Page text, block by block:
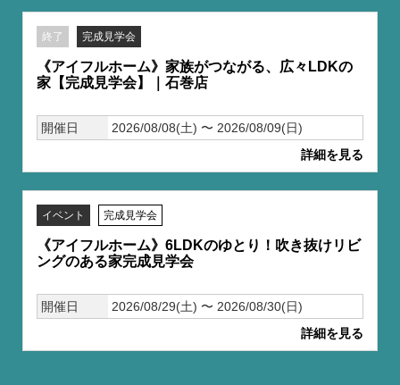
終了 完成見学会
《アイフルホーム》家族がつながる、広々LDKの
家【完成見学会】｜石巻店
開催日
2026/08/08(土) 〜 2026/08/09(日)
詳細を見る
イベント 完成見学会
《アイフルホーム》6LDKのゆとり！吹き抜けリビ
ングのある家完成見学会
開催日
2026/08/29(土) 〜 2026/08/30(日)
詳細を見る